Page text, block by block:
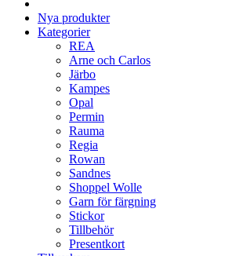
Nya produkter
Kategorier
REA
Arne och Carlos
Järbo
Kampes
Opal
Permin
Rauma
Regia
Rowan
Sandnes
Shoppel Wolle
Garn för färgning
Stickor
Tillbehör
Presentkort